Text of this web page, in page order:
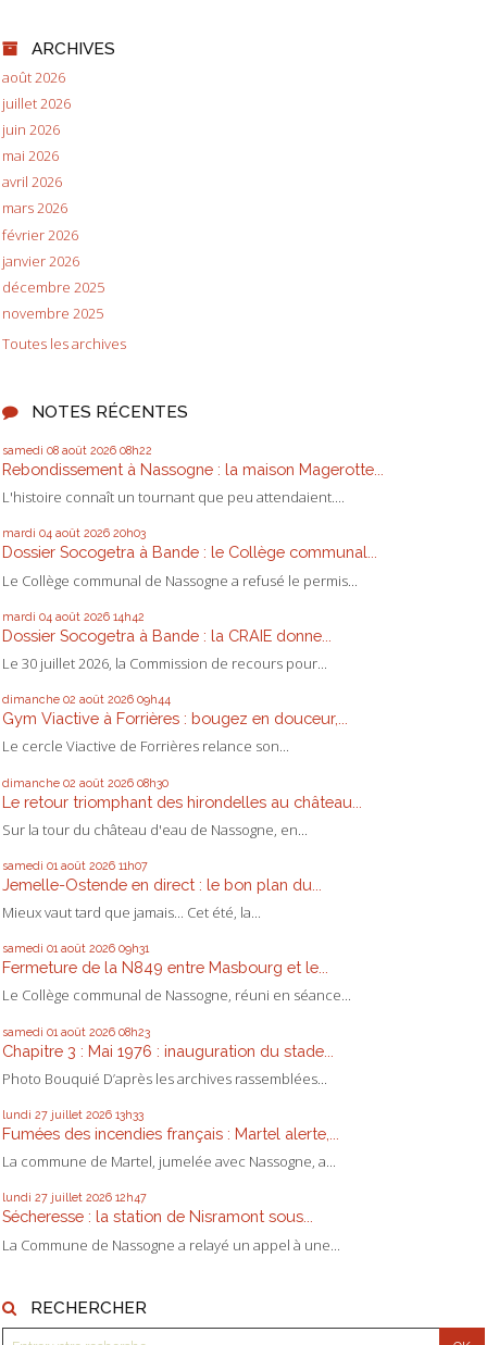
ARCHIVES
août 2026
juillet 2026
juin 2026
mai 2026
avril 2026
mars 2026
février 2026
janvier 2026
décembre 2025
novembre 2025
Toutes les archives
NOTES RÉCENTES
samedi 08 août 2026 08h22
Rebondissement à Nassogne : la maison Magerotte...
L'histoire connaît un tournant que peu attendaient....
mardi 04 août 2026 20h03
Dossier Socogetra à Bande : le Collège communal...
Le Collège communal de Nassogne a refusé le permis...
mardi 04 août 2026 14h42
Dossier Socogetra à Bande : la CRAIE donne...
Le 30 juillet 2026, la Commission de recours pour...
dimanche 02 août 2026 09h44
Gym Viactive à Forrières : bougez en douceur,...
Le cercle Viactive de Forrières relance son...
dimanche 02 août 2026 08h30
Le retour triomphant des hirondelles au château...
Sur la tour du château d'eau de Nassogne, en...
samedi 01 août 2026 11h07
Jemelle-Ostende en direct : le bon plan du...
Mieux vaut tard que jamais... Cet été, la...
samedi 01 août 2026 09h31
Fermeture de la N849 entre Masbourg et le...
Le Collège communal de Nassogne, réuni en séance...
samedi 01 août 2026 08h23
Chapitre 3 : Mai 1976 : inauguration du stade...
Photo Bouquié D’après les archives rassemblées...
lundi 27 juillet 2026 13h33
Fumées des incendies français : Martel alerte,...
La commune de Martel, jumelée avec Nassogne, a...
lundi 27 juillet 2026 12h47
Sécheresse : la station de Nisramont sous...
La Commune de Nassogne a relayé un appel à une...
RECHERCHER